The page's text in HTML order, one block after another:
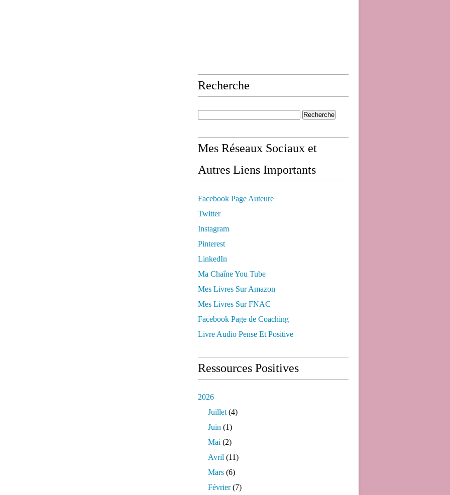
Recherche
Mes Réseaux Sociaux et
Autres Liens Importants
Facebook Page Auteure
Twitter
Instagram
Pinterest
LinkedIn
Ma Chaîne You Tube
Mes Livres Sur Amazon
Mes Livres Sur FNAC
Facebook Page de Coaching
Livre Audio Pense Et Positive
Ressources Positives
2026
Juillet (4)
Juin (1)
Mai (2)
Avril (11)
Mars (6)
Février(7)